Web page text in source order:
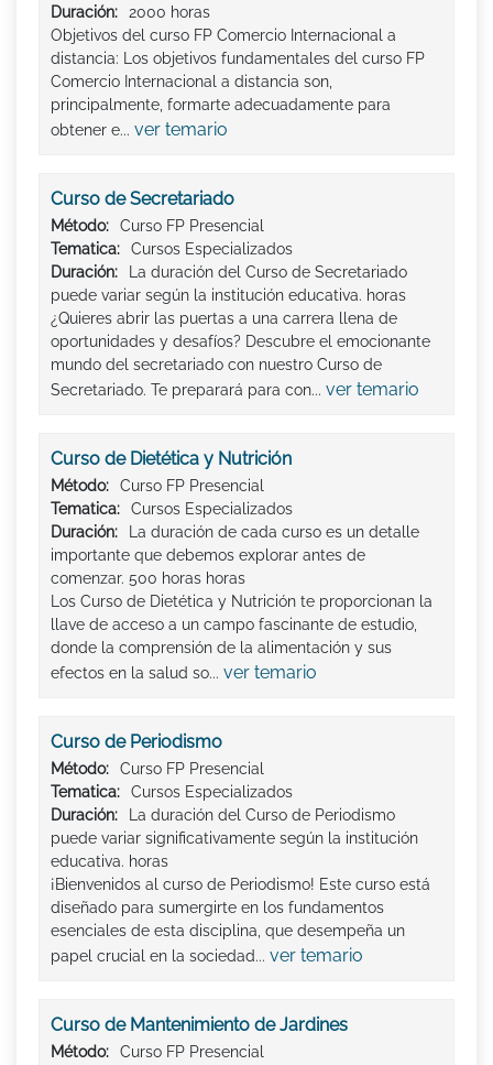
Duración:
2000 horas
Objetivos del curso FP Comercio Internacional a
distancia: Los objetivos fundamentales del curso FP
Comercio Internacional a distancia son,
principalmente, formarte adecuadamente para
obtener e... ver temario
Curso de Secretariado
Método:
Curso FP Presencial
Tematica:
Cursos Especializados
Duración:
La duración del Curso de Secretariado
puede variar según la institución educativa. horas
¿Quieres abrir las puertas a una carrera llena de
oportunidades y desafíos? Descubre el emocionante
mundo del secretariado con nuestro Curso de
Secretariado. Te preparará para con... ver temario
Curso de Dietética y Nutrición
Método:
Curso FP Presencial
Tematica:
Cursos Especializados
Duración:
La duración de cada curso es un detalle
importante que debemos explorar antes de
comenzar. 500 horas horas
Los Curso de Dietética y Nutrición te proporcionan la
llave de acceso a un campo fascinante de estudio,
donde la comprensión de la alimentación y sus
efectos en la salud so... ver temario
Curso de Periodismo
Método:
Curso FP Presencial
Tematica:
Cursos Especializados
Duración:
La duración del Curso de Periodismo
puede variar significativamente según la institución
educativa. horas
¡Bienvenidos al curso de Periodismo! Este curso está
diseñado para sumergirte en los fundamentos
esenciales de esta disciplina, que desempeña un
papel crucial en la sociedad... ver temario
Curso de Mantenimiento de Jardines
Método:
Curso FP Presencial